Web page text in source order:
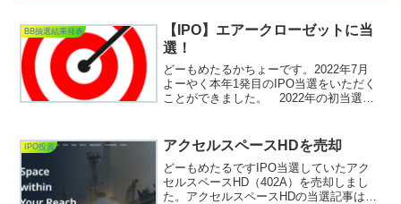
BB抽選結果発表
【IPO】エアークローゼットに当
選！
どーもめたるかちょーです。2022年7月
よーやく本年1発目のIPO当選をいただく
ことができました。 2022年の初当選
月にサイトリニューアルしたみずほ証
券。B...
IPO投資 アクセルスペースHDを売却
どーもめたるですIPO当選していたアク
セルスペースHD（402A）を売却しまし
た。アクセルスペースHDの当選記事はコ